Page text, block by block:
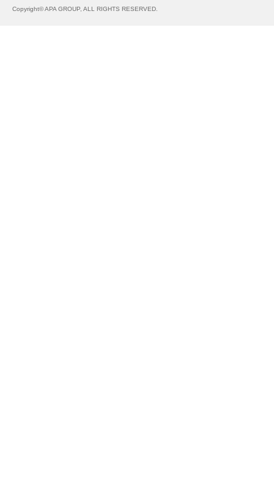
Copyright© APA GROUP, ALL RIGHTS RESERVED.